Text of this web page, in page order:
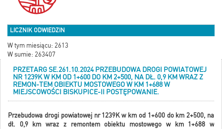
LICZNIK ODWIEDZIN
W tym miesiącu: 2613
W sumie: 263407
PRZETARG SE.261.10.2024 PRZEBUDOWA DROGI POWIATOWEJ
NR 1239K W KM OD 1+600 DO KM 2+500, NA DŁ. 0,9 KM WRAZ Z
REMON-TEM OBIEKTU MOSTOWEGO W KM 1+688 W
MIEJSCOWOŚCI BISKUPICE-II POSTĘPOWANIE.
Przebudowa drogi powiatowej nr 1239K w km od 1+600 do km 2+500, na
dł. 0,9 km wraz z remontem obiektu mostowego w km 1+688 w